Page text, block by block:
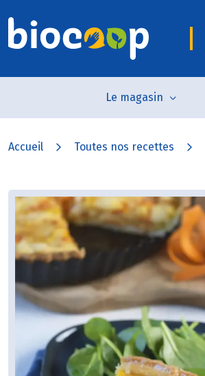
Le magasin
Accueil Toutes nos recettes